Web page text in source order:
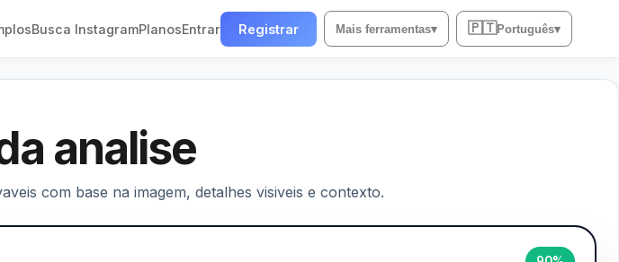
Busca InstagramPlanosEntrar Registrar Mais ferramentas▾ 🇵🇹Português▾
analise
com base na imagem, detalhes visiveis e contexto.